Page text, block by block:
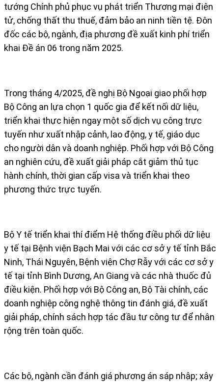
tướng Chính phủ phục vụ phát triển Thương mại điện
tử, chống thất thu thuế, đảm bảo an ninh tiền tệ. Đôn
đốc các bộ, ngành, địa phương đề xuất kinh phí triển
khai Đề án 06 trong năm 2025.
Trong tháng 4/2025, đề nghị Bộ Ngoại giao phối hợp
Bộ Công an lựa chọn 1 quốc gia để kết nối dữ liệu,
triển khai thực hiện ngay một số dịch vụ công trực
tuyến như xuất nhập cảnh, lao động, y tế, giáo dục
cho người dân và doanh nghiệp. Phối hợp với Bộ Công
an nghiên cứu, đề xuất giải pháp cắt giảm thủ tục
hành chính, thời gian cấp visa và triển khai theo
phương thức trực tuyến.
Bộ Y tế triển khai thí điểm Hệ thống điều phối dữ liệu
y tế tại Bệnh viện Bạch Mai với các cơ sở y tế tỉnh Bắc
Ninh, Thái Nguyên, Bệnh viện Chợ Rẫy với các cơ sở y
tế tại tỉnh Bình Dương, An Giang và các nhà thuốc đủ
điều kiện. Phối hợp với Bộ Công an, Bộ Tài chính, các
doanh nghiệp công nghệ thông tin đánh giá, đề xuất
giải pháp, chính sách hợp tác đầu tư công tư để nhân
rộng trên toàn quốc.
Các bộ, ngành cần đánh giá phương án sáp nhập; xây